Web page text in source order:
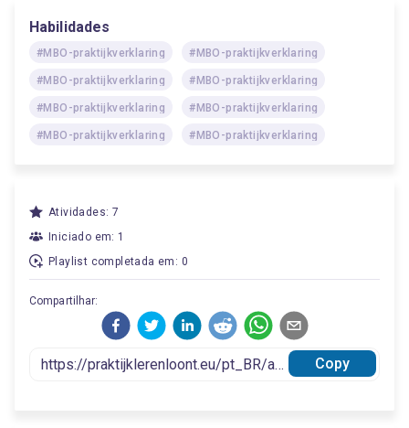
Habilidades
#MBO-praktijkverklaring #MBO-praktijkverklaring
#MBO-praktijkverklaring #MBO-praktijkverklaring
#MBO-praktijkverklaring #MBO-praktijkverklaring
#MBO-praktijkverklaring #MBO-praktijkverklaring
Atividades: 7
Iniciado em: 1
Playlist completada em: 0
Compartilhar:
Copy